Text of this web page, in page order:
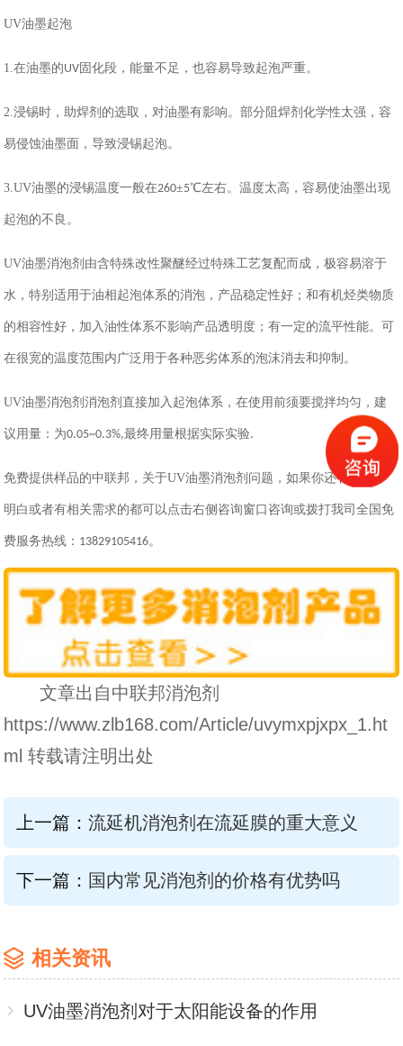
UV油墨起泡
1.在油墨的UV固化段，能量不足，也容易导致起泡严重。
2.浸锡时，助焊剂的选取，对油墨有影响。部分阻焊剂化学性太强，容
易侵蚀油墨面，导致浸锡起泡。
3.UV油墨的浸锡温度一般在260±5℃左右。温度太高，容易使油墨出现
起泡的不良。
UV油墨消泡剂 由含特殊改性聚醚经过特殊工艺复配而成，极容易溶于
水，特别适用于油相起泡体系的消泡，产品稳定性好；和有机烃类物质
的相容性好，加入油性体系不影响产品透明度；有一定的流平性能。可
在很宽的温度范围内广泛用于各种恶劣体系的泡沫消去和抑制。
UV油墨消泡剂消泡剂直接加入起泡体系，在使用前须要搅拌均匀，建
议用量：为0.05~0.3%,最终用量根据实际实验.
免费提供样品的中联邦，关于UV油墨消泡剂问题，如果你还有什么不
明白或者有相关需求的都可以点击右侧咨询窗口咨询或拨打我司全国免
费服务热线： 13829105416。
文章出自中联邦消泡剂
https://www.zlb168.com/Article/uvymxpjxpx_1.ht
ml 转载请注明出处
上一篇： 流延机消泡剂在流延膜的重大意义
下一篇： 国内常见消泡剂的价格有优势吗
相关资讯
UV油墨消泡剂对于太阳能设备的作用